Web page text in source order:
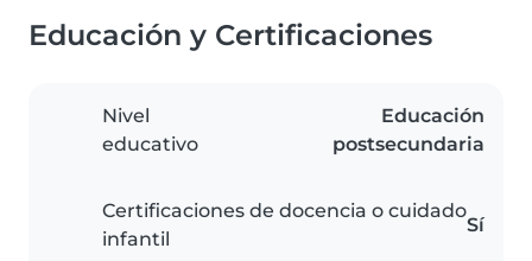
Educación y Certificaciones
Nivel
educativo
Educación
postsecundaria
Certificaciones de docencia o cuidado
infantil
Sí